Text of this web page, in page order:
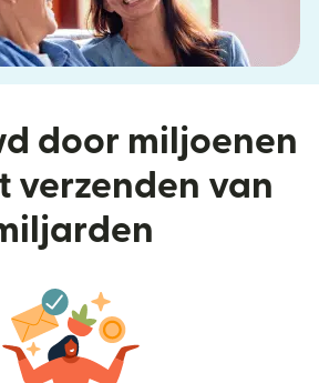
door miljoenen
verzenden van